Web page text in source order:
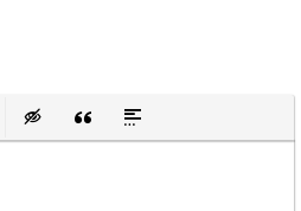
защищенную ссылку
Вставить смайлик
Вставка скрытого текста
Вставка цитаты
Вставка спойлера